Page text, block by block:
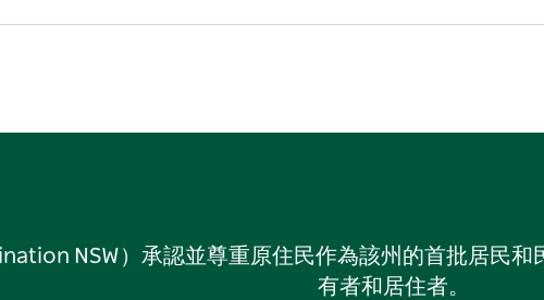
NSW）承認並尊重原住民作為該州的首批居民
有者和居住者。